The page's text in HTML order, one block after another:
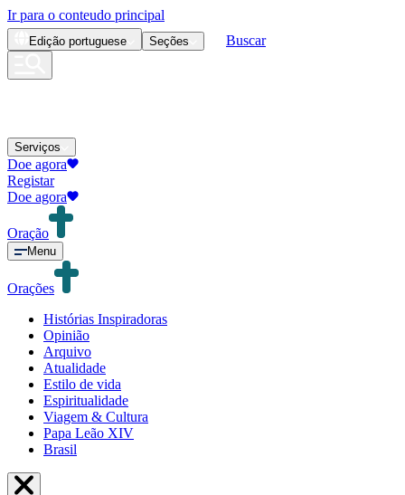
Ir para o conteudo principal
Edição portuguese Seções Buscar
Serviços
Doe agora
Registar
Doe agora
Oração
Menu
Orações
Histórias Inspiradoras
Opinião
Arquivo
Atualidade
Estilo de vida
Espiritualidade
Viagem & Cultura
Papa Leão XIV
Brasil